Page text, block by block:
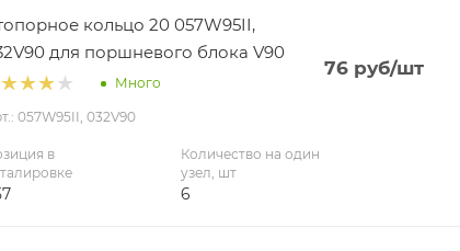
кольцо 20 057W95II,
для поршневого блока V90
Много
057W95II, 032V90
76руб/шт
в
Количество на один
узел, шт
6